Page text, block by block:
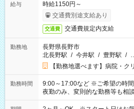
給与
時給1150円～
交通費別途支給あり
交通費 交通費規定内支給
勤務地
長野県長野市
北長野駅 / 今井駅 / 豊野駅 /
【勤務地選べます】病院・ク
勤務時間
9:00～17:00など ※ご希望の時間帯をご相談ください。 ※日勤、
夜勤のみ、変則的な勤務等も相談